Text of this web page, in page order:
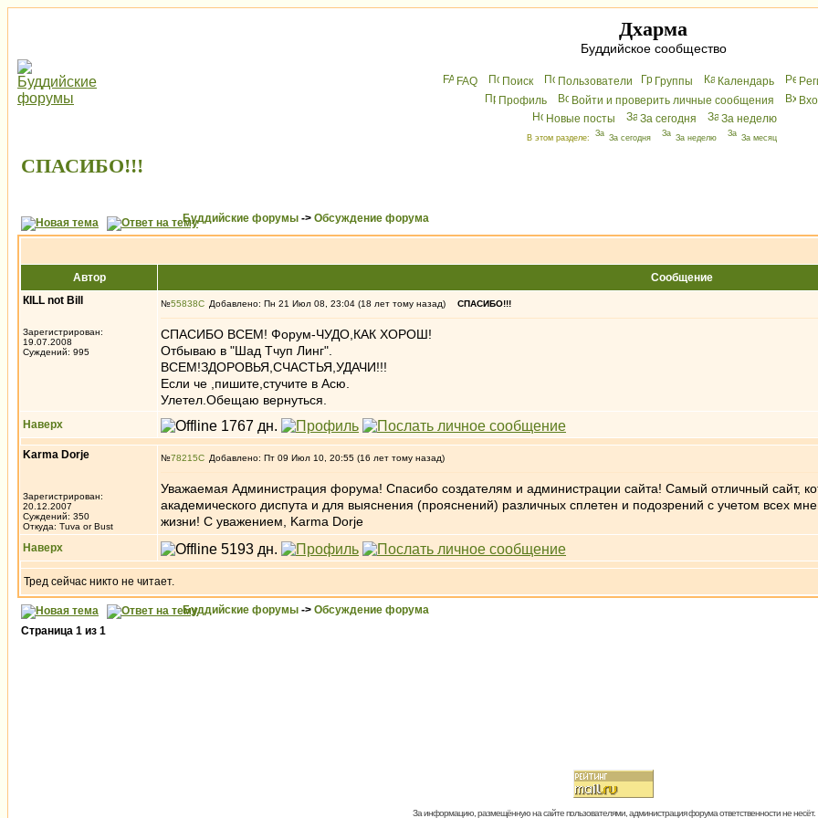
Дхарма
Буддийское сообщество
FAQ Поиск Пользователи Группы Календарь
Профиль
Войти и проверить личные сообщения
Новые посты
За сегодня За неделю
В этом разделе: За сегодня За неделю За месяц
СПАСИБО!!!
Буддийские форумы -> Обсуждение форума
Автор
Сообщение
КILL not Вill
Зарегистрирован:
19.07.2008
Суждений: 995
№55838 Добавлено: Пн 21 Июл 08, 23:04 (18 лет тому назад) СПАСИБО!!!
СПАСИБО ВСЕМ! Форум-ЧУДО,КАК ХОРОШ!
Отбываю в "Шад Тчуп Линг".
ВСЕМ!ЗДОРОВЬЯ,СЧАСТЬЯ,УДАЧИ!!!
Если че ,пишите,стучите в Асю.
Улетел.Обещаю вернуться.
Наверх
Karma Dorje
Зарегистрирован:
20.12.2007
Суждений: 350
Откуда: Tuva or Bust
№78215 Добавлено: Пт 09 Июл 10, 20:55 (16 лет тому назад)
Уважаемая Администрация форума! Спасибо создателям и администрации сайта! Самый отличный сайт,
академического диспута и для выяснения (прояснений) различных сплетен и подозрений с учетом всех
жизни! С уважением, Karma Dorje
Наверх
Тред сейчас никто не читает.
Буддийские форумы -> Обсуждение форума
Страница 1 из 1
За информацию, размещённую на сайте пользователями, администрация форума ответственности не несёт.